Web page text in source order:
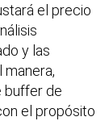
el precio
y las
manera,
buffer de
el propósito